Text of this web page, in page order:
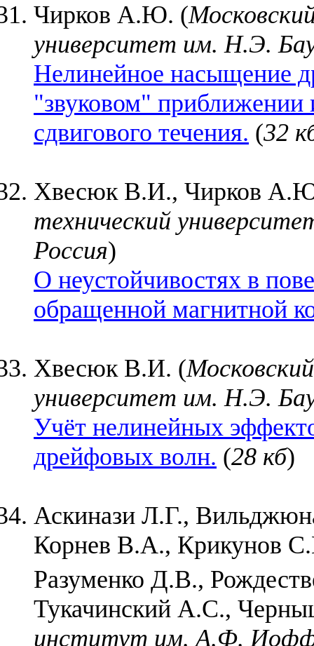
Чирков А.Ю. (
университет им. Н.Э.
Нелинейное насыщение
"звуковом" приближении
сдвигового течения. (32
Хвесюк В.И., Чирков
технический
Россия)
О неустойчивостях в
обращенной магнитной
Хвесюк В.И. (
университет им. Н.Э.
Учёт нелинейных
дрейфовых волн. (28 кб)
Аскинази Л.Г.,
Корнев В.А., Крикунов
Разуменко Д.В.,
Тукачинский А.С.,
институт им. А.Ф.